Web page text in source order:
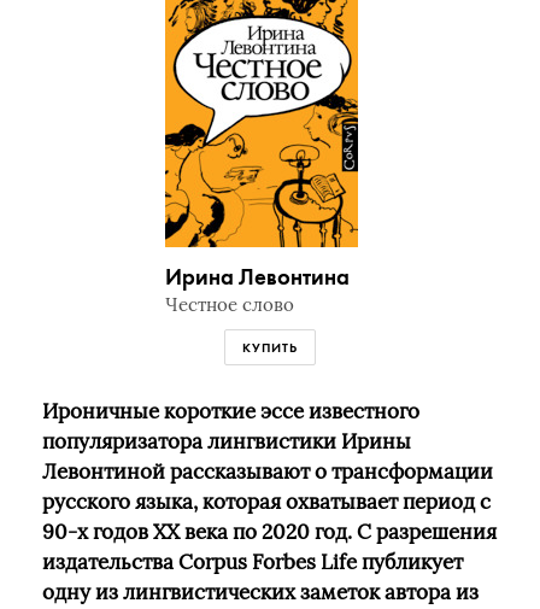
Ирина Левонтина
Честное слово
КУПИТЬ
Ироничные короткие эссе известного
популяризатора лингвистики Ирины
Левонтиной рассказывают о трансформации
русского языка, которая охватывает период с
90-х годов ХХ века по 2020 год. С разрешения
издательства Corpus Forbes Life публикует
одну из лингвистических заметок автора из